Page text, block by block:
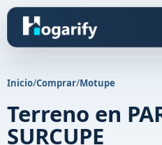
Inicio/Comprar/Motupe
Terreno en
SURCUPE